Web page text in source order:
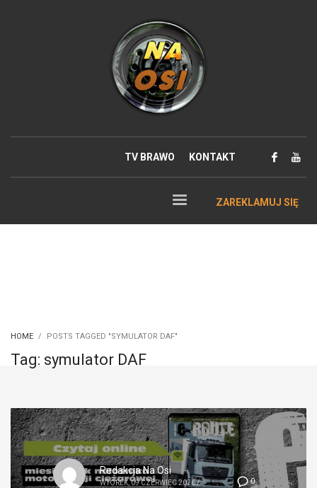
TV BRAWO KONTAKT
ZAREKLAMUJ SIĘ
HOME POSTS TAGGED "SYMULATOR DAF"
Tag: symulator DAF
0
Redakcja Na Osi
WTOREK, 09 CZERWIEC 2026/